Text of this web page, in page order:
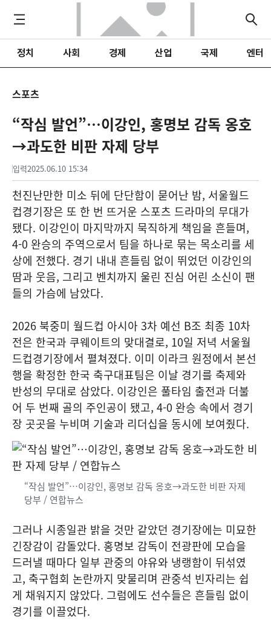
정치 사회 경제 산업 국제 엔터
스포츠
“작심 발언”…이강인, 홍명보 감독 옹호
→과도한 비판 자제 당부
입력2025.06.10 15:34
천진난만한 미소 뒤에 단단함이 묻어난 밤, 서울월드
컵경기장은 또 한 번 뜨거운 스포츠 드라마의 무대가
됐다. 이강인이 마지막까지 묵직하게 책임을 흔들며,
4-0 완승의 주역으로서 팀을 하나로 묶는 목소리를 세
상에 전했다. 경기 내내 흔들림 없이 뛰었던 이강인의
땀과 웃음, 그리고 벤치까지 울린 진심 어린 소신이 팬
들의 가슴에 남았다.
2026 북중미 월드컵 아시아 3차 예선 B조 최종 10차
전은 한국과 쿠웨이트의 맞대결로, 10일 저녁 서울월
드컵경기장에서 펼쳐졌다. 이미 이라크 원정에서 본선
행을 확정한 한국 축구대표팀은 이날 경기를 축제와
반성의 무대로 삼았다. 이강인은 풀타임 출전과 더불
어 두 번째 골의 주인공이 됐고, 4-0 완승 속에서 경기
장 곳곳을 누비며 기술과 리더십을 동시에 보여줬다.
“작심 발언”…이강인, 홍명보 감독 옹호→과도한 비판 자제
당부 / 연합뉴스
그러나 시종일관 밝을 것만 같았던 경기장에는 미묘한
긴장감이 감돌았다. 홍명보 감독이 전광판에 모습을
드러낼 때마다 일부 관중의 야유와 냉랭함이 뒤섞였
고, 축구협회 논란까지 맞물리며 관중석 빈자리는 쉽
게 채워지지 않았다. 그럼에도 선수들은 흔들림 없이
경기를 이끌었다.